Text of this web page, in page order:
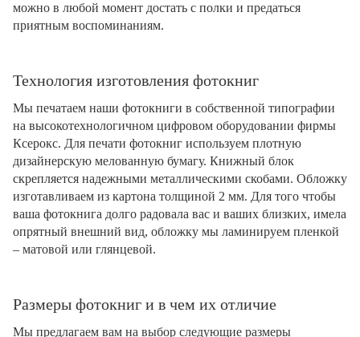
можно в любой момент достать с полки и предаться
приятным воспоминаниям.
Технология изготовления фотокниг
Мы печатаем наши фотокниги в собственной типографии
на высокотехнологичном цифровом оборудовании фирмы
Ксерокс. Для печати фотокниг используем плотную
дизайнерскую мелованную бумагу. Книжный блок
скрепляется надежными металлическими скобами. Обложку
изготавливаем из картона толщиной 2 мм. Для того чтобы
ваша фотокнига долго радовала вас и ваших близких, имела
опрятный внешний вид, обложку мы ламинируем пленкой
– матовой или глянцевой.
Размеры фотокниг и в чем их отличие
Мы предлагаем вам на выбор следующие размеры